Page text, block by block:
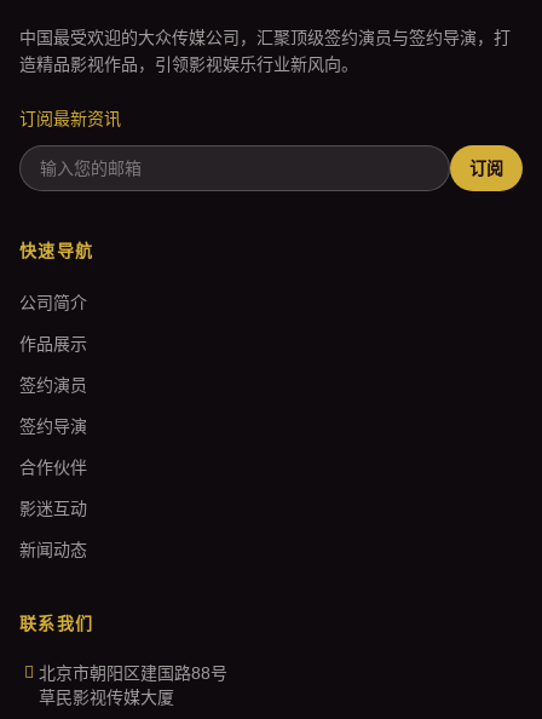
中国最受欢迎的大众传媒公司，汇聚顶级签约演员与签约导演，打
造精品影视作品，引领影视娱乐行业新风向。
订阅最新资讯
订阅
快速导航
公司简介
作品展示
签约演员
签约导演
合作伙伴
影迷互动
新闻动态
联系我们
北京市朝阳区建国路88号
草民影视传媒大厦